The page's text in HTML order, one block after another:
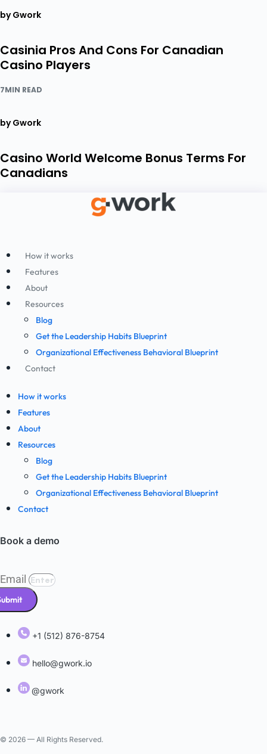
by Gwork
Casinia Pros And Cons For Canadian
Casino Players
7MIN READ
by Gwork
Casino World Welcome Bonus Terms For
Canadians
How it works
Features
About
Resources
Blog
Get the Leadership Habits Blueprint
Organizational Effectiveness Behavioral Blueprint
Contact
How it works
Features
About
Resources
Blog
Get the Leadership Habits Blueprint
Organizational Effectiveness Behavioral Blueprint
Contact
Book a demo
Email
+1 (512) 876-8754
hello@gwork.io
@gwork
© 2026 — All Rights Reserved.